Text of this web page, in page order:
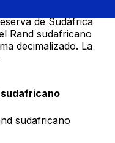
de Sudáfrica
Rand sudafricano
decimalizado. La
sudafricano